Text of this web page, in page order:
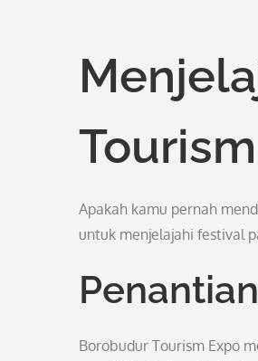
Apakah kamu pernah
untuk menjelajahi festival
Borobudur Tourism Expo